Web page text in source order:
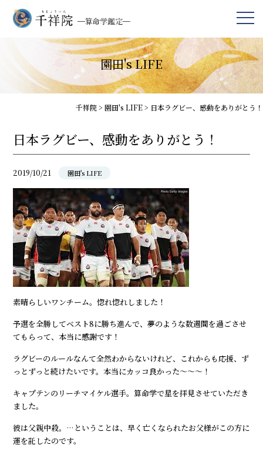
園田's LIFE
千祥院> 園田's LIFE> 日本ラグビー、感動をありがとう！
日本ラグビー、感動をありがとう！
2019/10/21 園田's LIFE
素晴らしいワンチーム。惚れ惚れしました！
予選を全勝してベスト8に勝ち進んで、夢のような数週間を過ごさせ
てもらって、本当に感謝です！
ラグビーのルールなんて全然わからないけれど、これからも応援、ず
っとずっと続けたいです。本当にカッコ良かった～～～！
キャプテンのリーチマイケル選手。算命学で星を拝見させていただき
ました。
彼は父親中殺。…ということは、早く亡くなられたお父様がこの方に
運を託したのです。